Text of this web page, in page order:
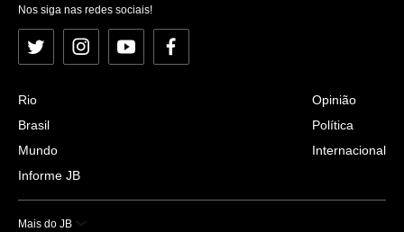
Nos siga nas redes sociais!
Twitter InstagramYouTubeFacebook
Rio
Brasil
Mundo
Informe JB
Opinião
Política
Internacional
Mais do JB